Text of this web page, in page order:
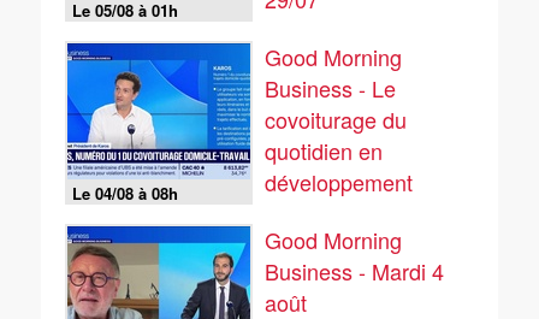
Le 05/08 à 01h
Le 04/08 à 08h
Good Morning
Business - Le
covoiturage du
quotidien en
développement
Good Morning
Business - Mardi 4
août